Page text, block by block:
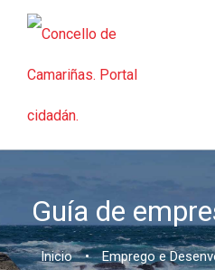
Guía de
Inicio • Emprego e